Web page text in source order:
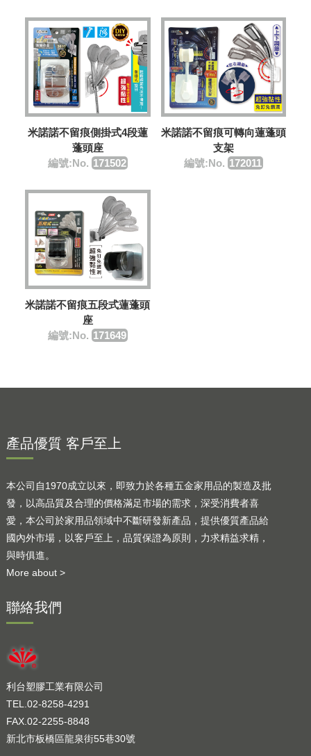
米諾諾不留痕側掛式4段蓮
蓬頭座
編號:No. 171502
米諾諾不留痕可轉向蓮蓬頭
支架
編號:No. 172011
米諾諾不留痕五段式蓮蓬頭
座
編號:No. 171649
產品優質 客戶至上
本公司自1970成立以來，即致力於各種五金家用品的製造及批
發，以高品質及合理的價格滿足市場的需求，深受消費者喜
愛，本公司於家用品領域中不斷研發新產品，提供優質產品給
國內外市場，以客戶至上，品質保證為原則，力求精益求精，
與時俱進。
More about >
聯絡我們
利台塑膠工業有限公司
TEL.02-8258-4291
FAX.02-2255-8848
新北市板橋區龍泉街55巷30號